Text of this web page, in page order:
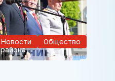
Новости
района
Общество